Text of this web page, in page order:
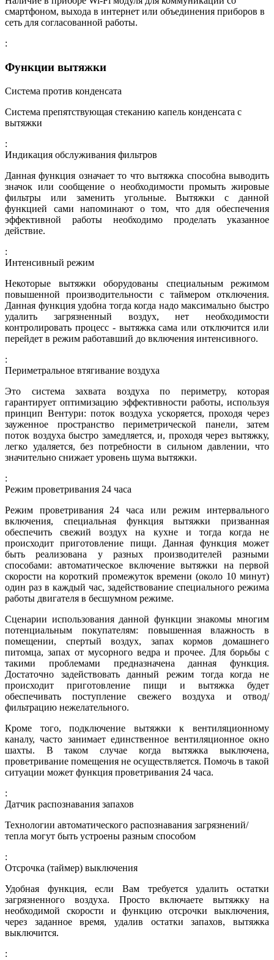
смартфоном, выхода в интернет или объединения приборов в
сеть для согласованной работы.
:
Функции вытяжки
Система против конденсата
Система препятствующая стеканию капель конденсата с
вытяжки
:
Индикация обслуживания фильтров
Данная функция означает то что вытяжка способна выводить
значок или сообщение о необходимости промыть жировые
фильтры или заменить угольные. Вытяжки с данной
функцией сами напоминают о том, что для обеспечения
эффективной работы необходимо проделать указанное
действие.
:
Интенсивный режим
Некоторые вытяжки оборудованы специальным режимом
повышенной производительности с таймером отключения.
Данная функция удобна тогда когда надо максимально быстро
удалить загрязненный воздух, нет необходимости
контролировать процесс - вытяжка сама или отключится или
перейдет в режим работавший до включения интенсивного.
:
Периметральное втягивание воздуха
Это система захвата воздуха по периметру, которая
гарантирует оптимизацию эффективности работы, используя
принцип Вентури: поток воздуха ускоряется, проходя через
зауженное пространство периметрической панели, затем
поток воздуха быстро замедляется, и, проходя через вытяжку,
легко удаляется, без потребности в сильном давлении, что
значительно снижает уровень шума вытяжки.
:
Режим проветривания 24 часа
Режим проветривания 24 часа или режим интервального
включения, специальная функция вытяжки призванная
обеспечить свежий воздух на кухне и тогда когда не
происходит приготовление пищи. Данная функция может
быть реализована у разных производителей разными
способами: автоматическое включение вытяжки на первой
скорости на короткий промежуток времени (около 10 минут)
один раз в каждый час, задействование специального режима
работы двигателя в бесшумном режиме.
Сценарии использования данной функции знакомы многим
потенциальным покупателям: повышенная влажность в
помещении, спертый воздух, запах кормов домашнего
питомца, запах от мусорного ведра и прочее. Для борьбы с
такими проблемами предназначена данная функция.
Достаточно задействовать данный режим тогда когда не
происходит приготовление пищи и вытяжка будет
обеспечивать поступление свежего воздуха и отвод/
фильтрацию нежелательного.
Кроме того, подключение вытяжки к вентиляционному
каналу, часто занимает единственное вентиляционное окно
шахты. В таком случае когда вытяжка выключена,
проветривание помещения не осуществляется. Помочь в такой
ситуации может функция проветривания 24 часа.
:
Датчик распознавания запахов
Технологии автоматического распознавания загрязнений/
тепла могут быть устроены разным способом
:
Отсрочка (таймер) выключения
Удобная функция, если Вам требуется удалить остатки
загрязненного воздуха. Просто включаете вытяжку на
необходимой скорости и функцию отсрочки выключения,
через заданное время, удалив остатки запахов, вытяжка
выключится.
: